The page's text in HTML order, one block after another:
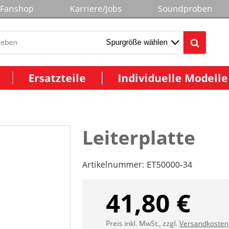
Fanshop Karriere/Jobs Soundproben
Ersatzteile Individuelle Modelle
Leiterplatte
Artikelnummer: ET50000-34
41,80 €
Preis inkl. MwSt., zzgl.Versandkosten